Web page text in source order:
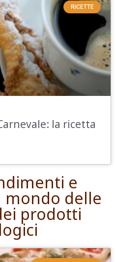
RICETTE
la ricetta
e
mondo delle
prodotti